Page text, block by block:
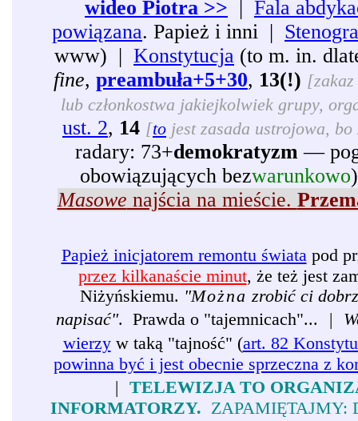
wideo Piotra >>
Fala
powiązana. Papież i inni |
www) | Konstytucja (to m. in.
fine, preambuła+5+30, 13(!)
lub członkostwa jakiejkolwiek grupy,
ust. 2, 14 [to jest zasada ustrojowa,
radary: 73+demokratyzm—
obowiązujących bezwarunkowo
Masowe najścia na mieście.
Papież inicjatorem remontu światapod
przez kilkanaście minut, że też jest
Niżyńskiemu. "Można zrobić ci
napisać". Prawda o "tajemnicach"... |
wierzyw taką "tajność" (art. 82
powinna być i jest obecnie sprzeczna z
|
TELEWIZJA TO
INFORMATORZY. ZAPAMIĘTAJMY: